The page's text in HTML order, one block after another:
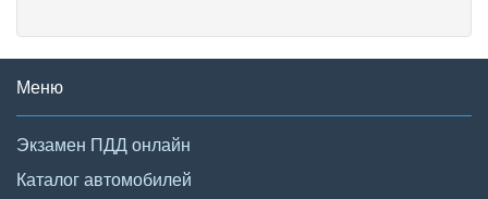
Меню
Экзамен ПДД онлайн
Каталог автомобилей